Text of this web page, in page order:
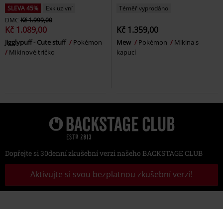
SLEVA 45%
Exkluzivní
DMC Kč 1.999,00
Kč 1.089,00
Jigglypuff - Cute stuff
Pokémon
Mikinové tričko
Téměř vyprodáno
Kč 1.359,00
Mew Pokémon
Mikina s
kapucí
Dopřejte si 30denní zkušební verzi našeho BACKSTAGE CLUB
Aktivujte si svou bezplatnou zkušební verzi!